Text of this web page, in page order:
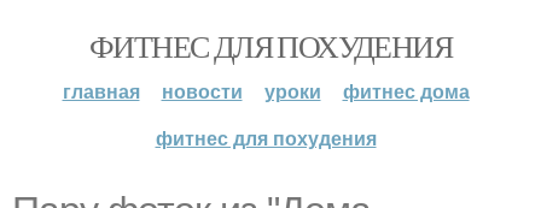
ФИТНЕС ДЛЯ ПОХУДЕНИЯ
главная новости уроки
фитнес дома
фитнес для похудения